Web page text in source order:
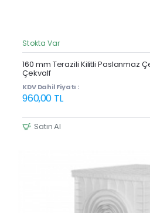
Stokta Var
160 mm Terazili Kilitli Paslanmaz
Çekvalf
KDV Dahil Fiyatı :
960,00 TL
Satın Al